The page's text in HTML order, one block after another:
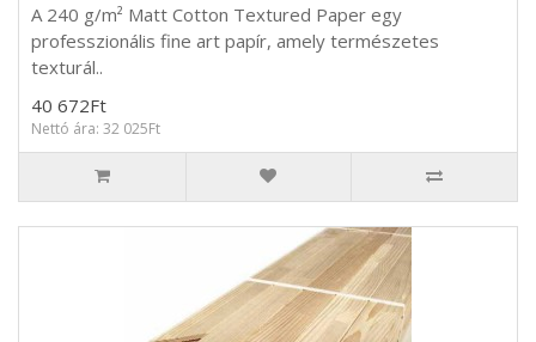
A 240 g/m² Matt Cotton Textured Paper egy
professzionális fine art papír, amely természetes
texturál..
40 672Ft
Nettó ára: 32 025Ft